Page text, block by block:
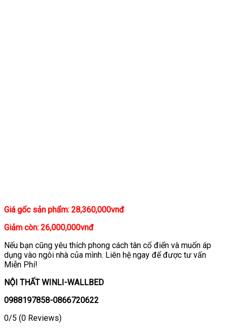
Giá gốc sản phẩm: 28,360,000vnđ
Giảm còn: 26,000,000vnđ
Nếu bạn cũng yêu thích phong cách tân cổ điển và muốn áp
dụng vào ngôi nhà của mình. Liên hệ ngay để được tư vấn
Miễn Phí!
NỘI THẤT WINLI-WALLBED
0988197858-0866720622
0/5 (0 Reviews)